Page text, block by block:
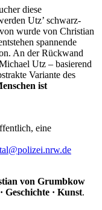
diese
Utz’ schwarz-
wurde von Christian
spannende
An der Rückwand
Utz – basierend
Variante des
ist
eine
von Grumbkow
Geschichte · Kunst.